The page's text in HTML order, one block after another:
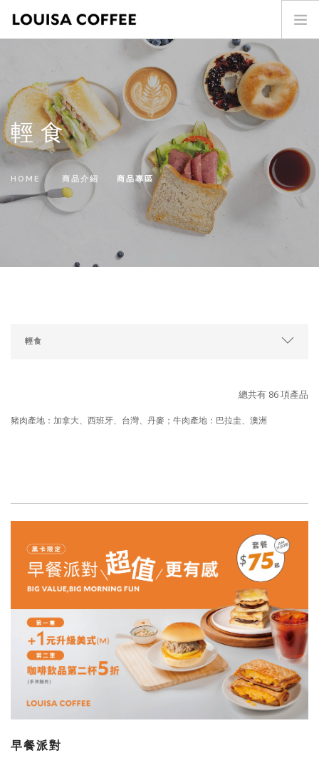
門市查詢
最新消息
投資人專區
商品介紹
咖啡世界
關於我們
輕食
HOME 商品介紹 商品專區
總共有 86 項產品
豬肉產地：加拿大、西班牙、台灣、丹麥；牛肉產地：巴拉圭、澳洲
早餐派對